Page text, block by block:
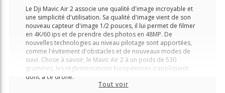
Tout voir
Le Dji Mavic Air 2 associe une qualité d'image incroyable et
une simplicité d'utilisation. Sa qualité d'image vient de son
nouveau capteur d'image 1/2 pouces, il lui permet de filmer
en 4K/60 ips et de prendre des photos en 48MP. De
nouvelles technologies au niveau pilotage sont apportées,
comme l'évitement d'obstacles et de nouveaux modes de
suivi. Chose à savoir, le Mavic Air 2 à un poids de 530
grammes, les réglementations Européennes s'appliquent
donc à ce drone.